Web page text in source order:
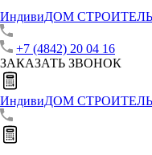
ИндивиДОМ
+7 (4842) 20 04 16
ЗАКАЗАТЬ ЗВОНОК
ИндивиДОМ